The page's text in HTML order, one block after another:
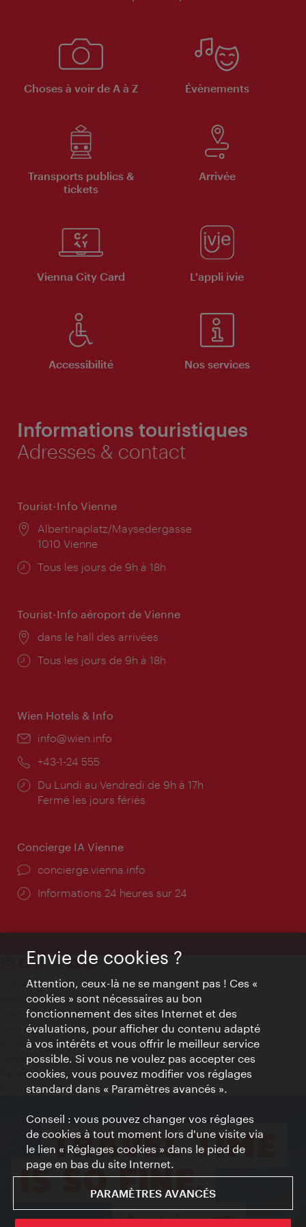
Choses à voir de A à Z Évènements
Transports publics &
tickets
Arrivée
Vienna City Card L'appli ivie
Accessibilité Nos services
Informations touristiques
Adresses & contact
Tourist-Info Vienne
Lieu:
Albertinaplatz/Maysedergasse
1010 Vienne
Horaires
Tous les jours de 9h à 18h
Tourist-Info aéroport de Vienne
Lieu:
dans le hall des arrivées
Horaires
Tous les jours de 9h à 18h
Wien Hotels & Info
E-
info@wien.info
Téléphone:
+43-1-24 555
Horaires
d'ouverture:
Du Lundi au Vendredi de 9h à 17h
Fermé les jours fériés
Concierge IA Vienne
Ort:
concierge.vienna.info
Öffnungszeiten:
Informations 24 heures sur 24
Contact
Mentions obligatoires
Charte sur le respect de la vie privée
Terms of Use
Accessibilité
Contact presse
Paramètres de cookies
© Copyright WienTourismus
Envie de cookies ?
Attention, ceux-là ne se mangent pas ! Ces «
cookies » sont nécessaires au bon
fonctionnement des sites Internet et des
évaluations, pour afficher du contenu adapté
à vos intérêts et vous offrir le meilleur service
possible. Si vous ne voulez pas accepter ces
cookies, vous pouvez modifier vos réglages
standard dans « Paramètres avancés ».
Conseil : vous pouvez changer vos réglages
de cookies à tout moment lors d'une visite via
le lien « Réglages cookies » dans le pied de
page en bas du site Internet.
PARAMÈTRES AVANCÉS